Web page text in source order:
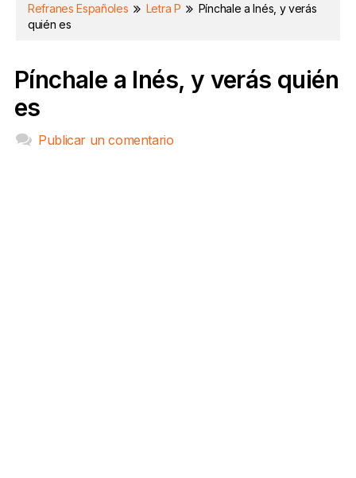
Refranes Españoles Letra P
Pínchale a Inés, y verás
quién es
Pínchale a Inés, y verás quién
es
Publicar un comentario